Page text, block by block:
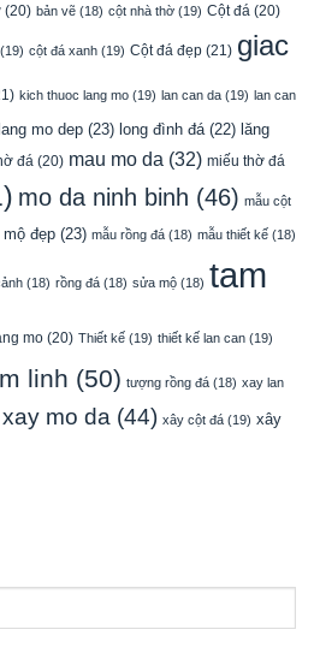
(20) bản vẽ (18) cột nhà thờ (19) Cột đá (20)
(19) cột đá xanh (19) Cột đá đẹp (21) giac
kich thuoc lang mo (19) lan can da (19) lan can
lang mo dep (23) long đình đá(22) lăng
đá (20) mau mo da (32) miếu thờ đá
mo da ninh binh (46) mẫu cột
mộ đẹp (23) mẫu rồng đá (18) mẫu thiết kế (18)
(18) rồng đá (18) sửa mộ (18) tam
mo (20) Thiết kế (19) thiết kế lan can (19)
linh (50) tượng rồng đá (18) xay lan
xay mo da (44) xây cột đá (19) xây